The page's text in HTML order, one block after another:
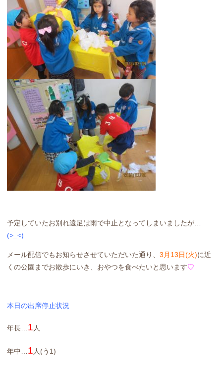
予定していたお別れ遠足は雨で中止となってしまいましたが…
(>_<)
メール配信でもお知らせさせていただいた通り、 3月13日(火)に近
くの公園までお散歩にいき、おやつを食べたいと思います♡
本日の出席停止状況
年長…1人
年中…1人(う1)